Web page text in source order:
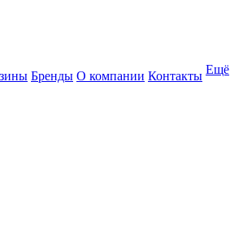
Бренды О компании Контакты Ещё